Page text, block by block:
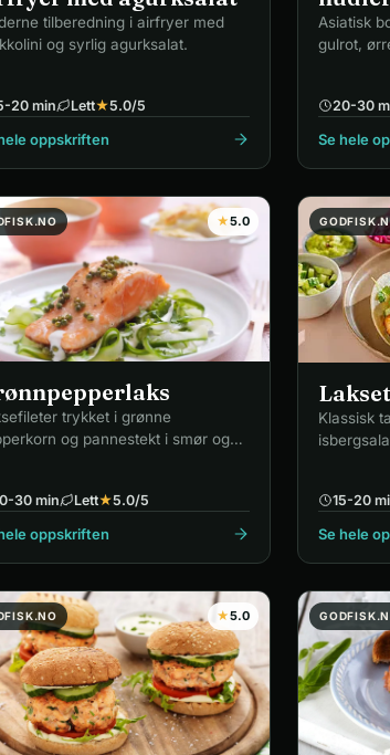
tilberedning i airfryer med
og syrlig agurksalat.
20 min Lett★5.0/5
oppskriften
Asiatisk
gulrot,
20-30
Se hele
★5.0
trykket i grønne
og pannestekt i smør og
30 min Lett★5.0/5
oppskriften
Klassisk
15-20
Se hele
★5.0